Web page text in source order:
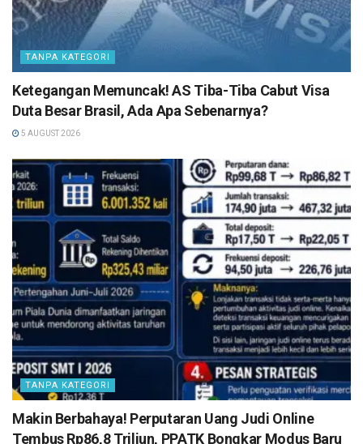
TANPA KATEGORI
Ketegangan Memuncak! AS Tiba-Tiba Cabut Visa
Duta Besar Brasil, Ada Apa Sebenarnya?
5 AUGUST 2026
TANPA KATEGORI
Makin Berbahaya! Perputaran Uang Judi Online
Tembus Rp86,8 Triliun, PPATK Bongkar Modus Baru